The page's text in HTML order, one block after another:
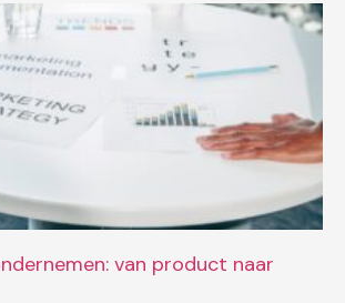
van product naar